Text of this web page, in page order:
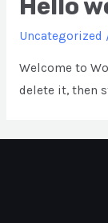
Hello
Uncategorized
Welcome to
delete it, then